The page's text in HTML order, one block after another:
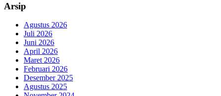
Arsip
Agustus 2026
Juli 2026
Juni 2026
April 2026
Maret 2026
Februari 2026
Desember 2025
Agustus 2025